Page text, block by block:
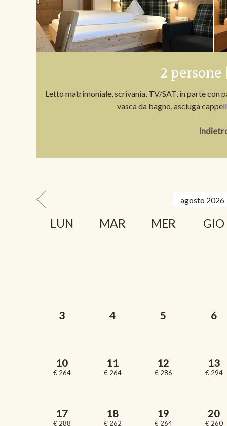
2 persone
Letto matrimoniale, scrivania, TV/SAT, in parte con
vasca da bagno, asciuga